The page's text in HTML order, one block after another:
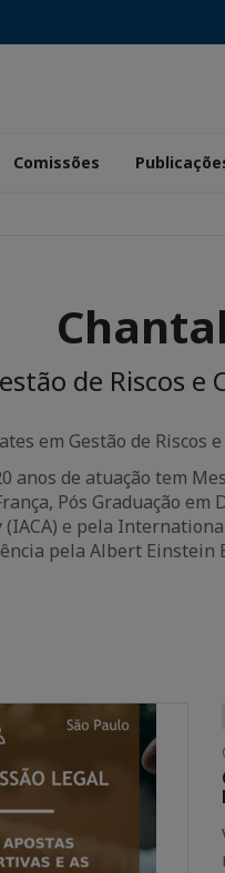
Comissões
de Riscos
em Gestão de Riscos
anos de atuação tem
Pós Graduação
e pela
pela Albert Einstein